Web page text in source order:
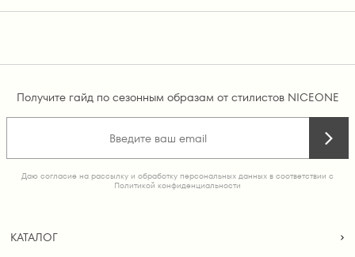
Получите гайд по сезонным образам от стилистов NICEONE
Даю согласие на рассылку и обработку персональных данных в соответствии с
Политикой конфиденциальности
КАТАЛОГ